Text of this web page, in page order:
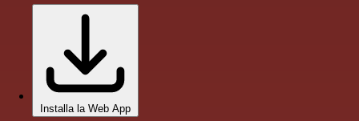
Installa la Web App